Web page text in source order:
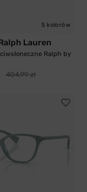
5 kolorów
Lauren
Ralph by
404,99 zł